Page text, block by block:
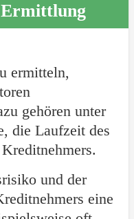
ermitteln,
gehören unter
die Laufzeit des
und der
eine